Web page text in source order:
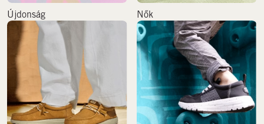
Újdonság Nők